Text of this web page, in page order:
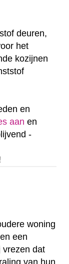
deuren,
het
kozijnen
en
aan en
-
woning
een
vrezen dat